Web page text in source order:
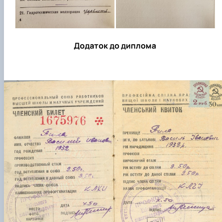
Додаток до диплома